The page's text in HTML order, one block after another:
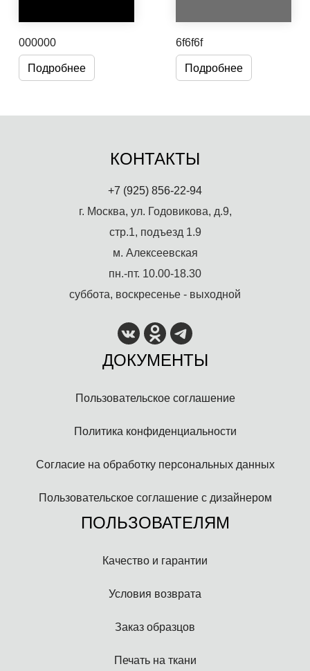
000000
Подробнее
6f6f6f
Подробнее
КОНТАКТЫ
+7 (925) 856-22-94
г. Москва, ул. Годовикова, д.9,
стр.1, подъезд 1.9
м. Алексеевская
пн.-пт. 10.00-18.30
суббота, воскресенье - выходной
ДОКУМЕНТЫ
Пользовательское соглашение
Политика конфиденциальности
Согласие на обработку персональных данных
Пользовательское соглашение с дизайнером
ПОЛЬЗОВАТЕЛЯМ
Качество и гарантии
Условия возврата
Заказ образцов
Печать на ткани